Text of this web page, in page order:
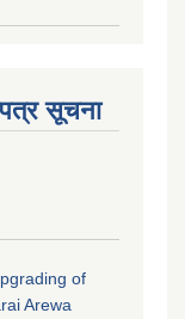
सूचना
of
Arewa